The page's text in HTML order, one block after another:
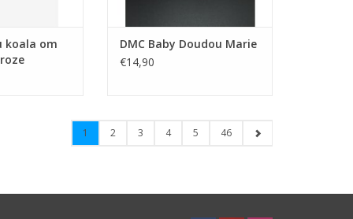
koala om
DMC Baby Doudou Marie
€14,90
1 2 3 4 5 46